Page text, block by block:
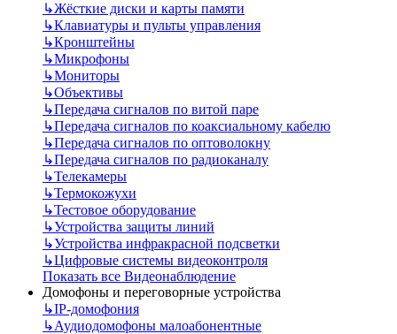
↳Жёсткие диски и карты памяти
↳Клавиатуры и пульты управления
↳Кронштейны
↳Микрофоны
↳Мониторы
↳Объективы
↳Передача сигналов по витой паре
↳Передача сигналов по коаксиальному кабелю
↳Передача сигналов по оптоволокну
↳Передача сигналов по радиоканалу
↳Телекамеры
↳Термокожухи
↳Тестовое оборудование
↳Устройства защиты линий
↳Устройства инфракрасной подсветки
↳Цифровые системы видеоконтроля
Показать все Видеонаблюдение
Домофоны и переговорные устройства
↳IP-домофония
↳Аудиодомофоны малоабонентные